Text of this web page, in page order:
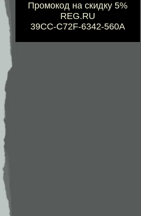
Промокод на скидку 5%
REG.RU
39CC-C72F-6342-560A